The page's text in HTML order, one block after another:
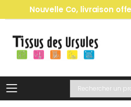
Nouvelle Co, livraison
Toggle mobile
Recherche